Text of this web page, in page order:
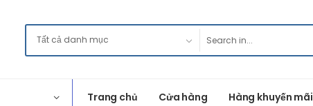
Trang chủ Cửa hàng Hàng khuyến mãi